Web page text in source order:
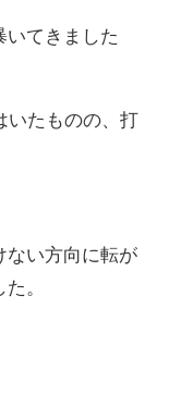
いてきました
いたものの、打
ない方向に転が
。